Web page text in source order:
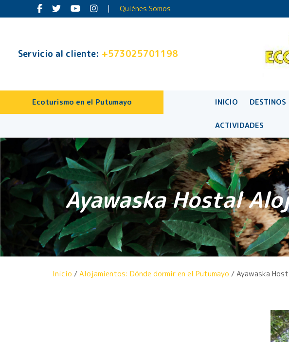
| Quiénes Somos
Servicio al cliente: +573025701198
Ecoturismo en el Putumayo INICIO DESTINOS
ACTIVIDADES
Ayawaska Hostal
Inicio /Alojamientos: Dónde dormir en el Putumayo / Ayawaska